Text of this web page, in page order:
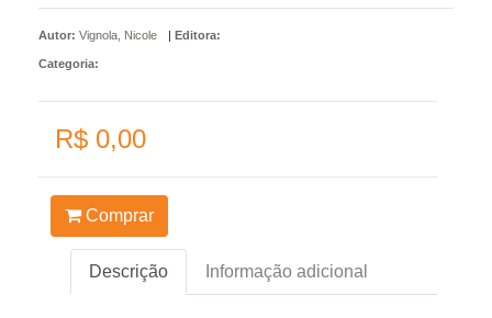
Autor: Vignola, Nicole | Editora:
Categoria:
R$ 0,00
Comprar
Descrição Informação adicional